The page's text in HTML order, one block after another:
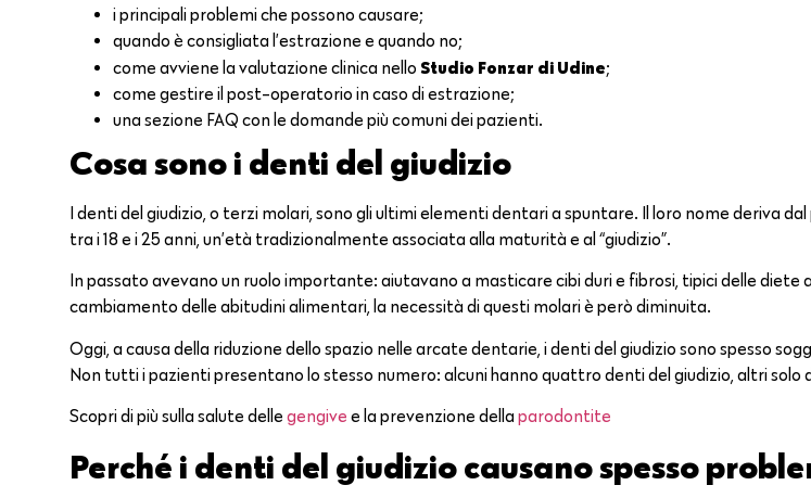
i principali problemi che possono causare;
quando è consigliata l’estrazione e quando no;
come avviene la valutazione clinica nello Studio Fonzar di Udine;
come gestire il post-operatorio in caso di estrazione;
una sezione FAQ con le domande più comuni dei pazienti.
Cosa sono i denti del giudizio
I denti del giudizio, o terzi molari, sono gli ultimi elementi dentari a spuntare. Il loro nome deriva
tra i 18 e i 25 anni, un’età tradizionalmente associata alla maturità e al “giudizio”.
In passato avevano un ruolo importante: aiutavano a masticare cibi duri e fibrosi, tipici delle diete
cambiamento delle abitudini alimentari, la necessità di questi molari è però diminuita.
Oggi, a causa della riduzione dello spazio nelle arcate dentarie, i denti del giudizio sono spesso
Non tutti i pazienti presentano lo stesso numero: alcuni hanno quattro denti del giudizio, altri solo
Scopri di più sulla salute delle gengive e la prevenzione della parodontite
Perché i denti del giudizio causano spesso